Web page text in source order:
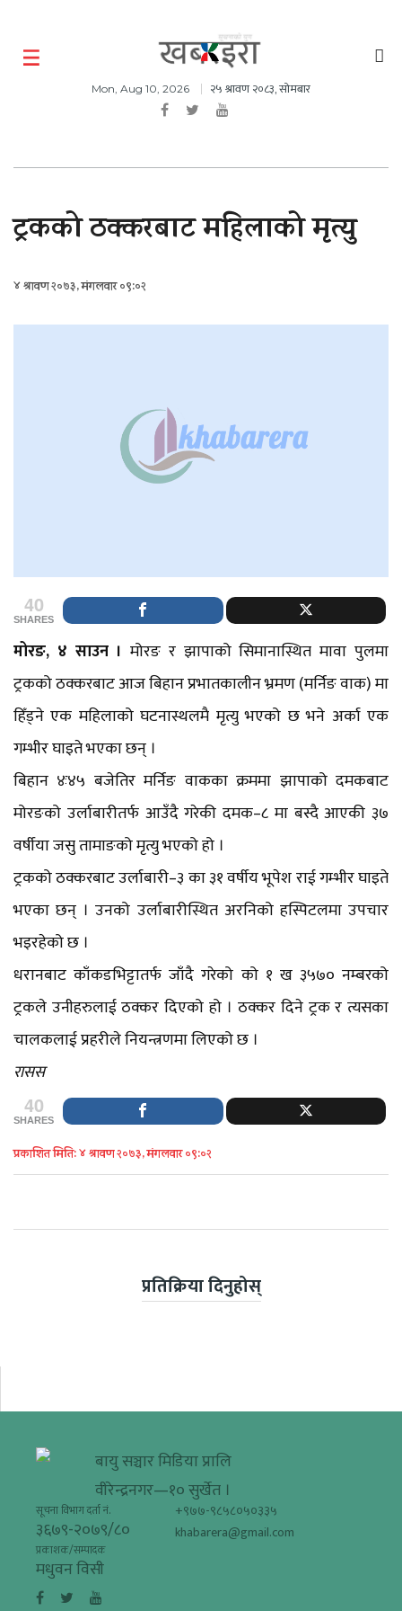
Mon, Aug 10, 2026 २५ श्रावण २०८३, सोमबार
ट्रकको ठक्करबाट महिलाको मृत्यु
४ श्रावण २०७३, मंगलवार ०९:०२
40
SHARES
मोरङ, ४ साउन । मोरङ र झापाको सिमानास्थित मावा पुलमा
ट्रकको ठक्करबाट आज बिहान प्रभातकालीन भ्रमण (मर्निङ वाक) मा
हिँड्ने एक महिलाको घटनास्थलमै मृत्यु भएको छ भने अर्का एक
गम्भीर घाइते भएका छन् ।
बिहान ४ः४५ बजेतिर मर्निङ वाकका क्रममा झापाको दमकबाट
मोरङको उर्लाबारीतर्फ आउँदै गरेकी दमक–८ मा बस्दै आएकी ३७
वर्षीया जसु तामाङको मृत्यु भएको हो ।
ट्रकको ठक्करबाट उर्लाबारी–३ का ३१ वर्षीय भूपेश राई गम्भीर घाइते
भएका छन् । उनको उर्लाबारीस्थित अरनिको हस्पिटलमा उपचार
भइरहेको छ ।
धरानबाट काँकडभिट्टातर्फ जाँदै गरेको को १ ख ३५७० नम्बरको
ट्रकले उनीहरुलाई ठक्कर दिएको हो । ठक्कर दिने ट्रक र त्यसका
चालकलाई प्रहरीले नियन्त्रणमा लिएको छ ।
रासस
40
SHARES
प्रकाशित मिति: ४ श्रावण २०७३, मंगलवार ०९:०२
प्रतिक्रिया दिनुहोस्
बायु सञ्चार मिडिया प्रालि
वीरेन्द्रनगर—१० सुर्खेत ।
सूचना विभाग दर्ता नं.
३६७९-२०७९/८०
प्रकाशक/सम्पादक
मधुवन विसी
+९७७-९८५८०५०३३५
khabarera@gmail.com